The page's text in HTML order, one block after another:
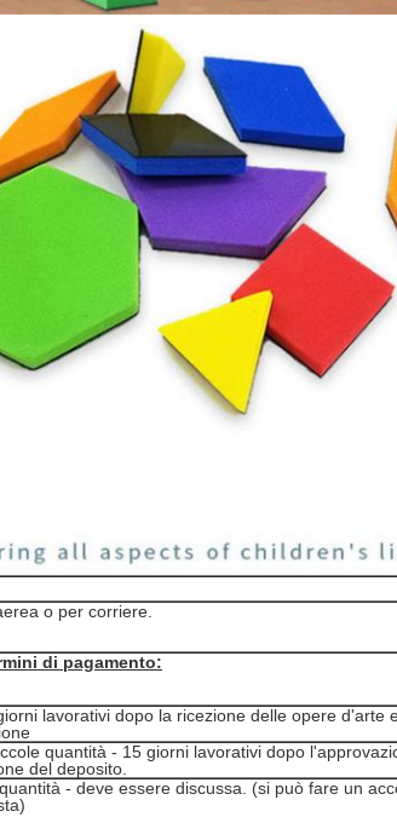
o per corriere.
di pagamento:
lavorativi dopo la ricezione delle opere d'arte
quantità - 15 giorni lavorativi dopo
del deposito.
- deve essere discussa. (si può fare un